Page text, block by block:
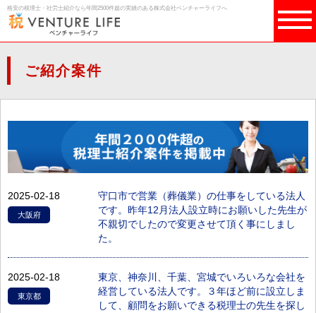
格安の税理士・社労士紹介なら年間2500件超の実績のある株式会社ベンチャーライフへ
ご紹介案件
2025-02-18
大阪府
守口市で営業（葬儀業）の仕事をしている法人
です。昨年12月法人設立時にお願いした先生が
不親切でしたので変更させて頂く事にしまし
た。
2025-02-18
東京都
東京、神奈川、千葉、宮城でいろいろな会社を
経営している法人です。３年ほど前に設立しま
して、顧問をお願いできる税理士の先生を探し